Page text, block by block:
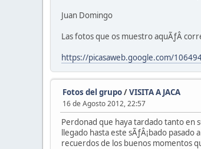
Juan Domingo
Las fotos que os muestro aquÃƒÂ­
https://picasaweb.google.com/
Fotos del grupo/VISITA A JACA
16 de Agosto 2012, 22:57
Perdonad que haya tardado tanto en
llegado hasta este sÃƒÂ¡bado
recuerdos de los buenos momentos